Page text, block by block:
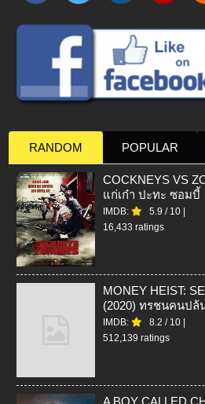
RANDOM POPULAR
COCKNEYS VS
แก่เก๋า ปะทะ ซอมบี้
IMDB: 5.9 / 10
16,433 ratings
MONEY HEIST:
(2020) ทรชนคนปล้
IMDB: 8.2 / 10
512,139 ratings
A BOY CALLED